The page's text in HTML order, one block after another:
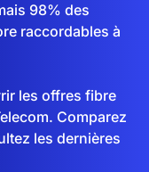
98% des
raccordables à
les offres fibre
Comparez
les dernières